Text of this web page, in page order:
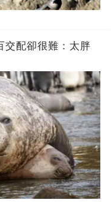
交配卻很難：太胖